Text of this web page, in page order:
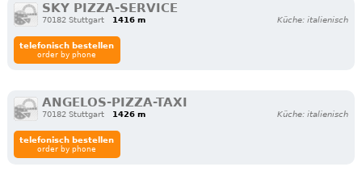
SKY PIZZA-SERVICE
70182 Stuttgart 1416 m Küche: italienisch
telefonisch bestellen
order by phone
ANGELOS-PIZZA-TAXI
70182 Stuttgart 1426 m Küche: italienisch
telefonisch bestellen
order by phone